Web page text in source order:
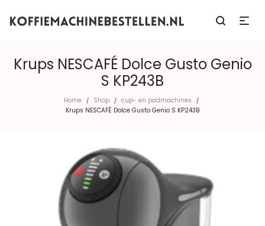
Krups NESCAFÉ Dolce Gusto Genio
S KP243B
Home / Shop / cup- en padmachines /
Krups NESCAFÉ Dolce Gusto Genio S KP243B